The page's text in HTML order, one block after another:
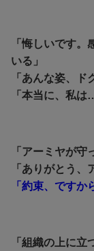
「悔しいです
いる」
「あんな姿、ド
「本当に、私
「アーミヤが守
「ありがとう、
「約束、ですか
「組織の上に